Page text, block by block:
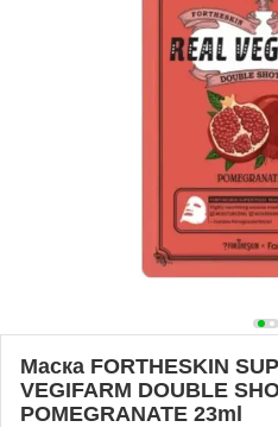
Маска FORTHESKIN
VEGIFARM DOUBLE
POMEGRANATE 23ml